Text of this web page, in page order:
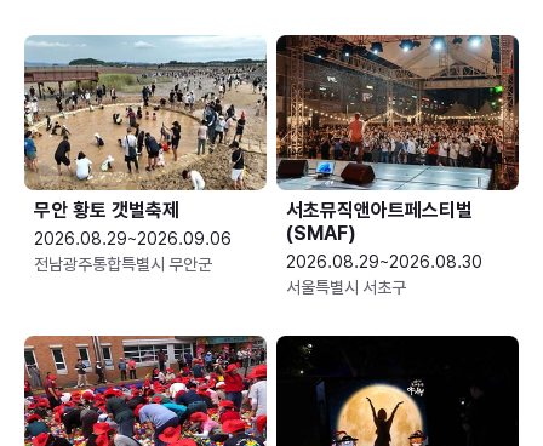
무안 황토 갯벌축제
2026.08.29~2026.09.06
전남광주통합특별시 무안군
서초뮤직앤아트페스티벌
(SMAF)
2026.08.29~2026.08.30
서울특별시 서초구